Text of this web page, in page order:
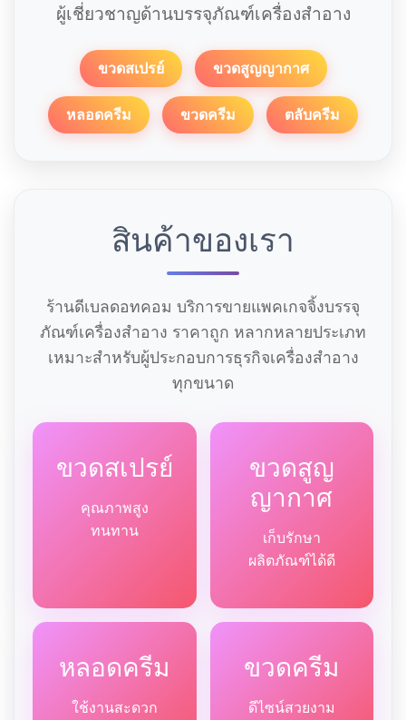
ผู้เชี่ยวชาญด้านบรรจุภัณฑ์เครื่องสำอาง
ขวดสเปรย์ ขวดสูญญากาศ
หลอดครีม ขวดครีม ตลับครีม
สินค้าของเรา
ร้านดีเบลดอทคอม บริการขายแพคเกจจิ้งบรรจุ
ภัณฑ์เครื่องสำอาง ราคาถูก หลากหลายประเภท
เหมาะสำหรับผู้ประกอบการธุรกิจเครื่องสำอาง
ทุกขนาด
ขวดสเปรย์
คุณภาพสูง
ทนทาน
ขวดสูญ
ญากาศ
เก็บรักษา
ผลิตภัณฑ์ได้ดี
หลอดครีม
ใช้งานสะดวก
ขวดครีม
ดีไซน์สวยงาม